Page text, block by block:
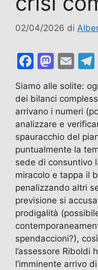
02/04/2026 di
F
c
e
b
o
o
k
M
st
o
d
o
n
E
ai
l
Siamo alle solite:
dei bilanci
arrivano i numeri
analizzare e
spauracchio del
puntualmente la
sede di consuntivo
miracolo e tappa il
penalizzando altri
previsione si
prodigalità
spendaccioni?),
l’assessore Riboldi
l’imminente arrivo